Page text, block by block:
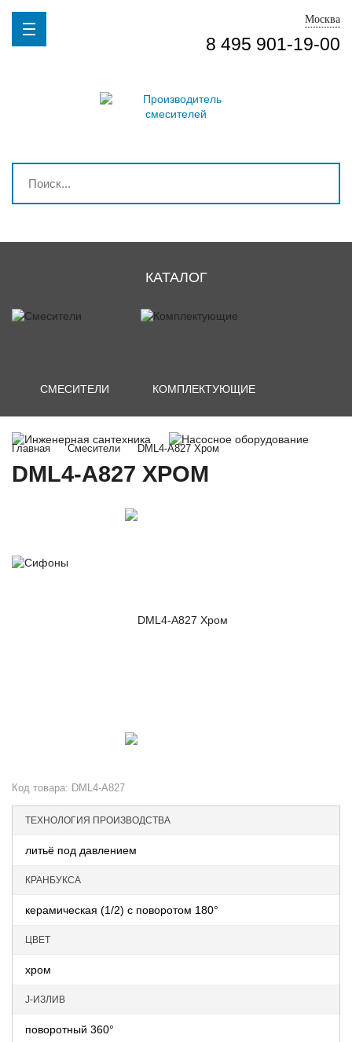
8 495 901-19-00
Москва
КАТАЛОГ
СМЕСИТЕЛИ КОМПЛЕКТУЮЩИЕ
ИНЖЕНЕРНАЯ САНТЕХНИКА
Главная Смесители DML4-A827 Хром
DML4-A827 ХРОМ
Код товара: DML4-A827
ТЕХНОЛОГИЯ ПРОИЗВОДСТВА
литьё под давлением
КРАНБУКСА
керамическая (1/2) с поворотом 180°
ЦВЕТ
хром
J-ИЗЛИВ
поворотный 360°